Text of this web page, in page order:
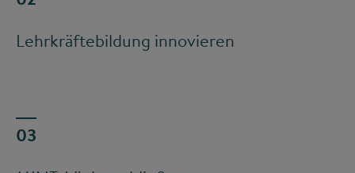
Lehrkräftebildung innovieren